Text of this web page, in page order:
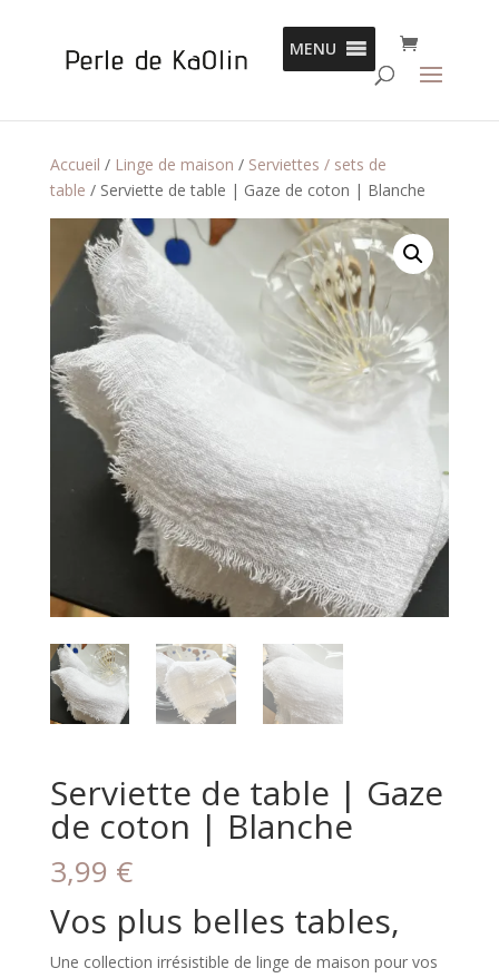
MENU
Accueil / Linge de maison / Serviettes / sets de
table / Serviette de table | Gaze de coton | Blanche
Serviette de table | Gaze
de coton | Blanche
3,99 €
Vos plus belles tables,
Une collection irrésistible de linge de maison pour vos